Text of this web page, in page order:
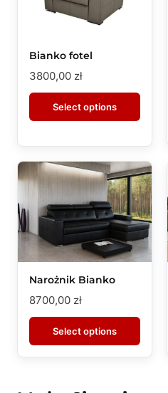
Bianko fotel
3800,00 zł
Select options
Narożnik Bianko
8700,00 zł
Select options